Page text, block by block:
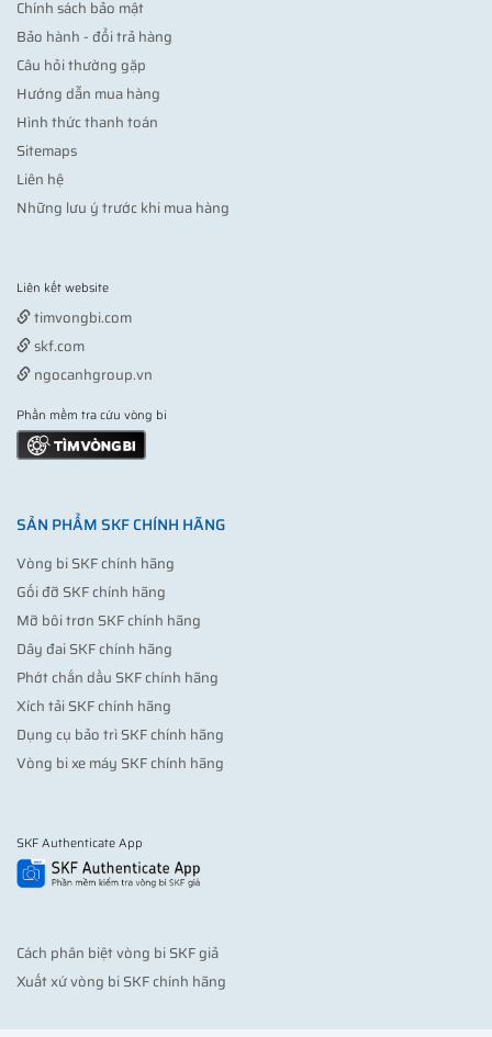
Chính sách bảo mật
Bảo hành - đổi trả hàng
Câu hỏi thường gặp
Hướng dẫn mua hàng
Hình thức thanh toán
Sitemaps
Liên hệ
Những lưu ý trước khi mua hàng
Liên kết website
timvongbi.com
skf.com
ngocanhgroup.vn
Phần mềm tra cứu vòng bi
SẢN PHẨM SKF CHÍNH HÃNG
Vòng bi SKF chính hãng
Gối đỡ SKF chính hãng
Mỡ bôi trơn SKF chính hãng
Dây đai SKF chính hãng
Phớt chắn dầu SKF chính hãng
Xích tải SKF chính hãng
Dụng cụ bảo trì SKF chính hãng
Vòng bi xe máy SKF chính hãng
SKF Authenticate App
Cách phân biệt vòng bi SKF giả
Xuất xứ vòng bi SKF chính hãng